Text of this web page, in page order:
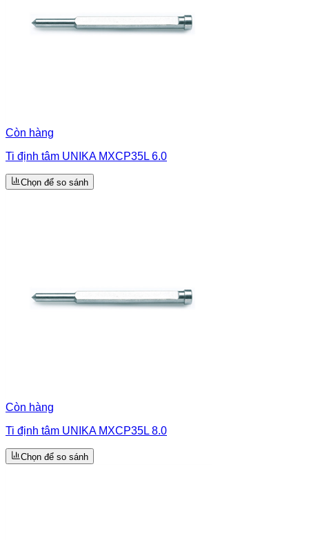
Còn hàng
Ti định tâm UNIKA MXCP35L 6.0
Chọn để so sánh
Còn hàng
Ti định tâm UNIKA MXCP35L 8.0
Chọn để so sánh